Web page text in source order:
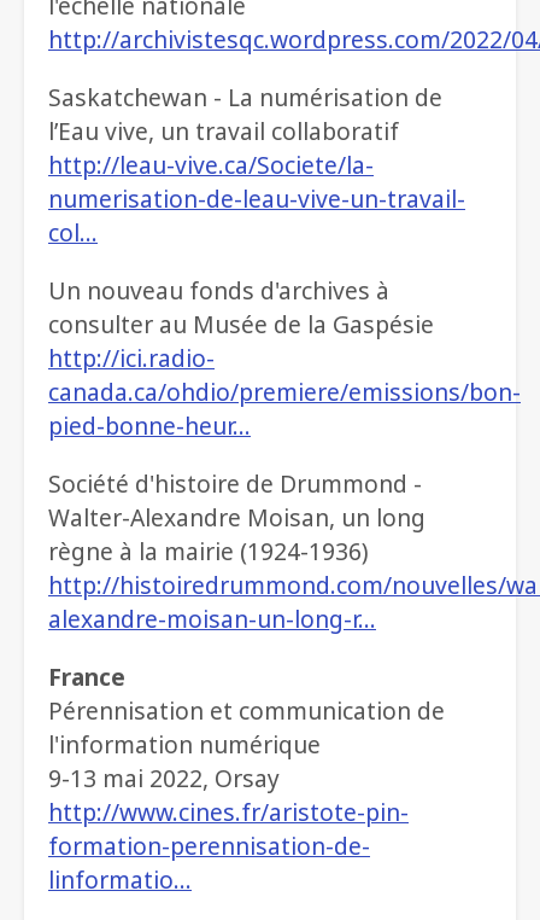
http://archivistesqc.wordpress.com/2022/
Saskatchewan - La numérisation de
l’Eau vive, un travail collaboratif
http://leau-vive.ca/Societe/la-
numerisation-de-leau-vive-un-travail-
col…
Un nouveau fonds d'archives à
consulter au Musée de la Gaspésie
http://ici.radio-
canada.ca/ohdio/premiere/emissions/bon-
pied-bonne-heur…
Société d'histoire de Drummond -
Walter-Alexandre Moisan, un long
règne à la mairie (1924-1936)
http://histoiredrummond.com/nouvelles/
alexandre-moisan-un-long-r…
France
Pérennisation et communication de
l'information numérique
9-13 mai 2022, Orsay
http://www.cines.fr/aristote-pin-
formation-perennisation-de-
linformatio…